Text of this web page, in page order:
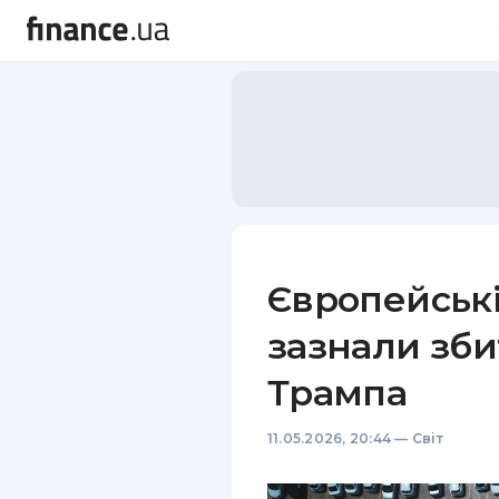
зазнали
Трампа
11.05.2026, 20:44 — Світ